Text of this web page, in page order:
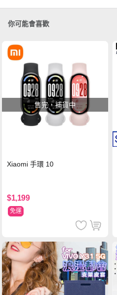
你可能會喜歡
售完，補貨中
Xiaomi 手環 10
$1,199
免運